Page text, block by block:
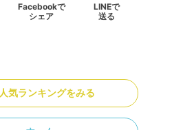
Facebookで
シェア
LINEで
送る
人気ランキングをみる